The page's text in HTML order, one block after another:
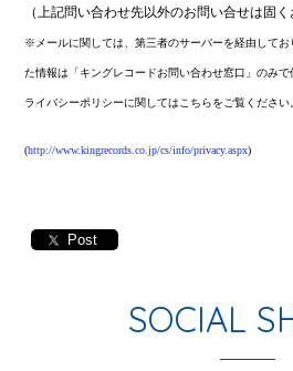
（上記問い合わせ先以外のお問い合せは固く
※メールに関しては、第三者のサーバーを経由してお
た情報は「キングレコードお問い合わせ窓口」のみ
ライバシーポリシーに関してはこちらをご覧ください
(http://www.kingrecords.co.jp/cs/info/privacy.aspx)
Post
SOCIAL